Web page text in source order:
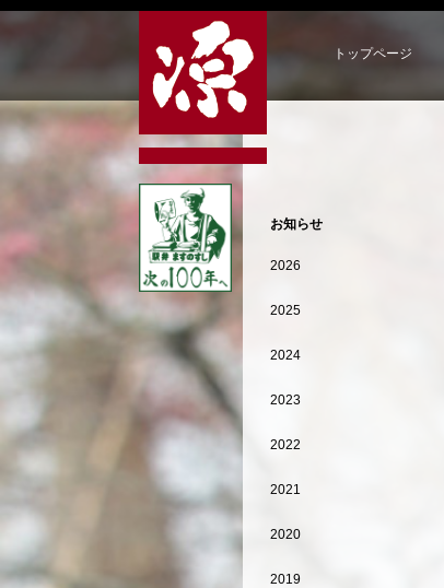
トップページ
お知らせ
2026
2025
2024
2023
2022
2021
2020
2019